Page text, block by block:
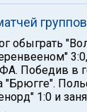
обыграть
Победив в
1:0 и